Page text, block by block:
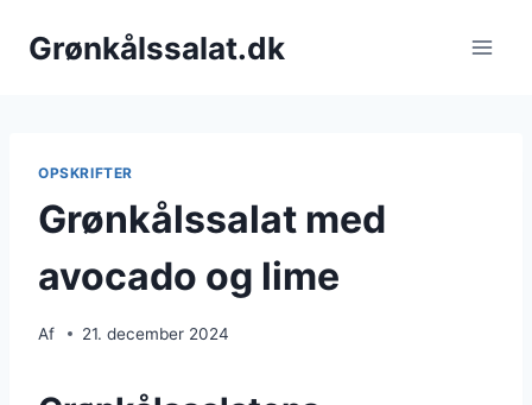
Grønkålssalat.dk
OPSKRIFTER
Grønkålssalat med
avocado og lime
Af 21. december 2024